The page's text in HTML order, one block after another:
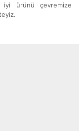
ürünü çevremize